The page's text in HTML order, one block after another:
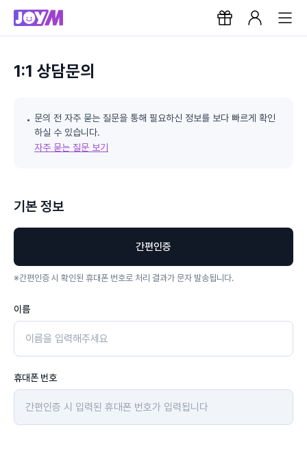
1:1 상담문의
문의 전 자주 묻는 질문을 통해 필요하신 정보를 보다 빠르게 확인
하실 수 있습니다.
자주 묻는 질문 보기
기본 정보
간편인증
※간편인증 시 확인된 휴대폰 번호로 처리 결과가 문자 발송됩니다.
이름
휴대폰 번호